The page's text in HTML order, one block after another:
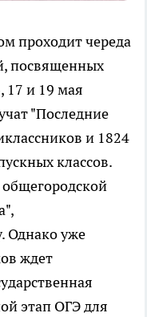
проходит череда
посвященных
17 и 19 мая
"Последние
и 1824
классов.
Однако уже
ждет
этап ОГЭ для